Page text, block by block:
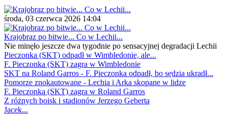
środa, 03 czerwca 2026 14:04
Krajobraz po bitwie... Co w Lechii...
Nie minęło jeszcze dwa tygodnie po sensacyjnej degradacji Lechii
Pieczonka (SKT) odpadł w Wimbledonie, ale...
F. Pieczonka (SKT) zagra w Wimbledonie
SKT na Roland Garros - F. Pieczonka odpadł, bo sędzia ukradł...
Pomorze znokautowane - Lechia i Arka skopane w lidze
F. Pieczonka (SKT) zagra w Roland Garros
Z różnych boisk i stadionów Jerzego Geberta
Jacek...